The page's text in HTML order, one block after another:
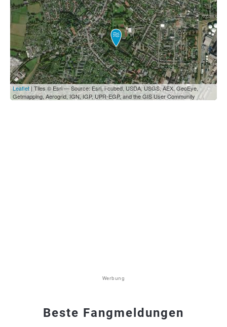
Leaflet| Tiles © Esri — Source: Esri, i-cubed, USDA, USGS, AEX, GeoEye,
Getmapping, Aerogrid, IGN, IGP, UPR-EGP, and the GIS User Community
Werbung
Beste Fangmeldungen